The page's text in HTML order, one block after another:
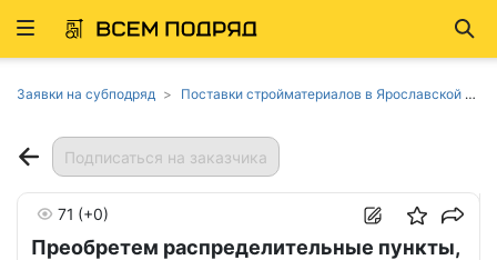
Развернуть
Заявки на субподряд Поставки стройматериалов в Ярославской области
Подписаться на заказчика
Преобретем распределительные пункты,
71 (+0)